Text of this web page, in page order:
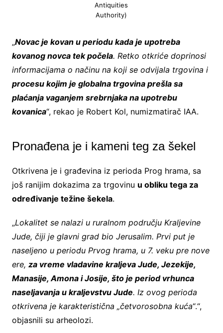
Antiquities
Authority)
„Novac je kovan u periodu kada je upotreba
kovanog novca tek počela. Retko otkriće doprinosi
informacijama o načinu na koji se odvijala trgovina i
procesu kojim je globalna trgovina prešla sa
plaćanja vaganjem srebrnjaka na upotrebu
kovanica“, rekao je Robert Kol, numizmatirač IAA.
Pronađena je i kameni teg za šekel
Otkrivena je i građevina iz perioda Prog hrama, sa
još ranijim dokazima za trgovinu u obliku tega za
određivanje težine šekela.
„Lokalitet se nalazi u ruralnom području Kraljevine
Jude, čiji je glavni grad bio Jerusalim. Prvi put je
naseljeno u periodu Prvog hrama, u 7. veku pre nove
ere, za vreme vladavine kraljeva Jude, Jezekije,
Manasije, Amona i Josije, što je period vrhunca
naseljavanja u kraljevstvu Jude. Iz ovog perioda
otkrivena je karakteristična „četvorosobna kuća“.“,
objasnili su arheolozi.